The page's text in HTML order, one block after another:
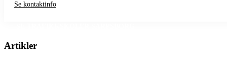
Se kontaktinfo
Artikler